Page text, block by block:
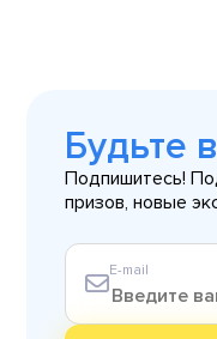
Будьте
Подпишитесь!
призов, новые
E-mail